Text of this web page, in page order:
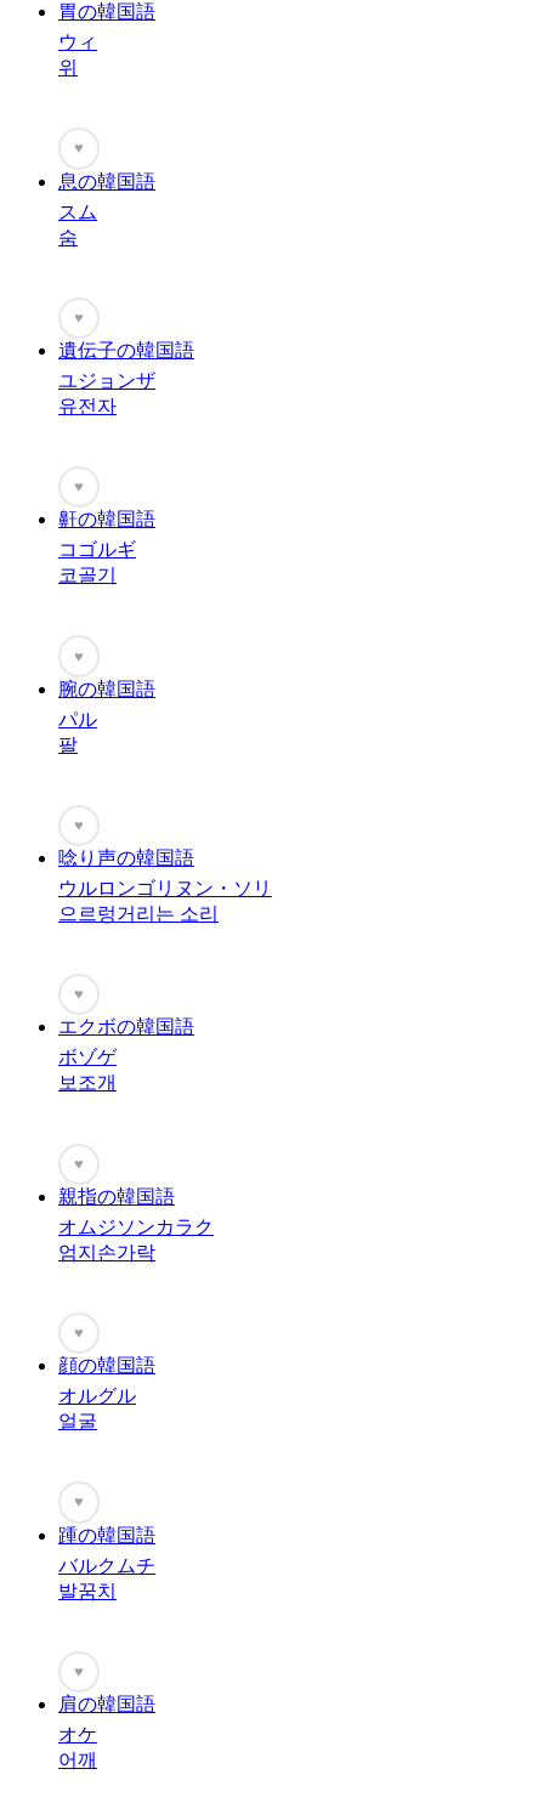
胃の韓国語
ウィ
위
♥
息の韓国語
スム
숨
♥
遺伝子の韓国語
ユジョンザ
유전자
♥
鼾の韓国語
コゴルギ
코골기
♥
腕の韓国語
パル
팔
♥
唸り声の韓国語
ウルロンゴリヌン・ソリ
으르렁거리는 소리
♥
エクボの韓国語
ボゾゲ
보조개
♥
親指の韓国語
オムジソンカラク
엄지손가락
♥
顔の韓国語
オルグル
얼굴
♥
踵の韓国語
バルクムチ
발꿈치
♥
肩の韓国語
オケ
어깨